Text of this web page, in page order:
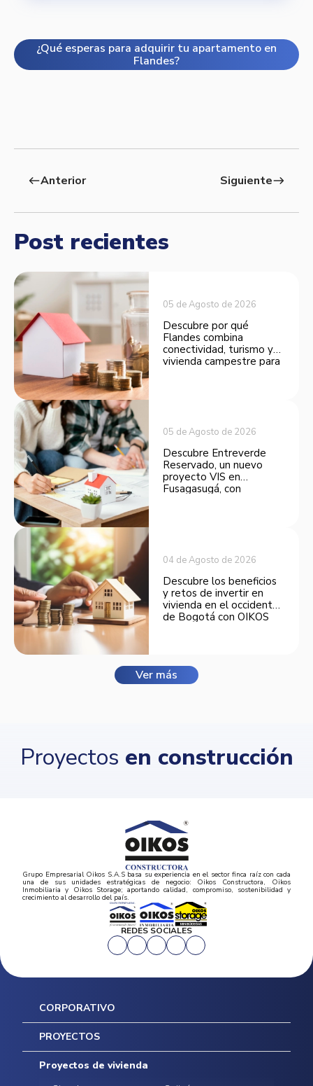
¿Qué esperas para adquirir tu apartamento en
Flandes?
westAnterior Siguienteeast
Post recientes
05 de Agosto de 2026
Descubre por qué
Flandes combina
conectividad, turismo y
vivienda campestre para
05 de Agosto de 2026
Descubre Entreverde
Reservado, un nuevo
proyecto VIS en
Fusagasugá, con
04 de Agosto de 2026
Descubre los beneficios
y retos de invertir en
vivienda en el occidente
de Bogotá con OIKOS
Ver más
Proyectos en construcción
Grupo Empresarial Oikos S.A.S basa su experiencia en el sector finca raíz con cada
una de sus unidades estratégicas de negocio: Oikos Constructora, Oikos
Inmobiliaria y Oikos Storage; aportando calidad, compromiso, sostenibilidad y
crecimiento al desarrollo del país.
REDES SOCIALES
CORPORATIVO
Inicio
Mapa del sitio
Postventas
Contratación Directa
PROYECTOS
Proyectos de vivienda